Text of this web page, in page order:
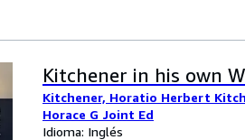
Kitchener in his own
Kitchener, Horatio Herbert
Horace G Joint Ed
Idioma: Inglés